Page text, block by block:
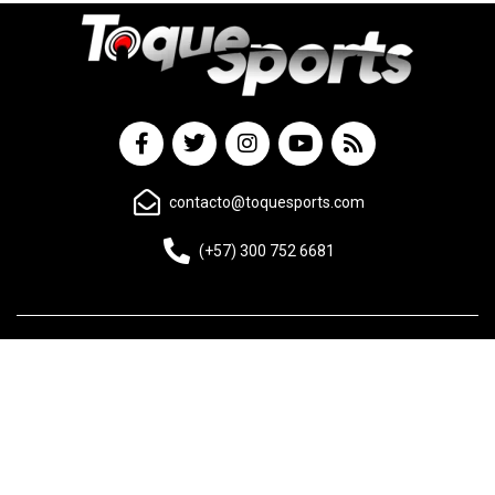
contacto@toquesports.com
(+57) 300 752 6681